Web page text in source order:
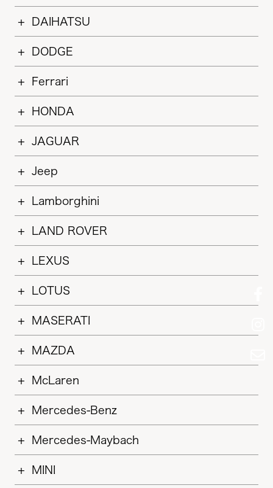
DAIHATSU
DODGE
Ferrari
HONDA
JAGUAR
Jeep
Lamborghini
LAND ROVER
LEXUS
LOTUS
MASERATI
MAZDA
McLaren
Mercedes-Benz
Mercedes-Maybach
MINI